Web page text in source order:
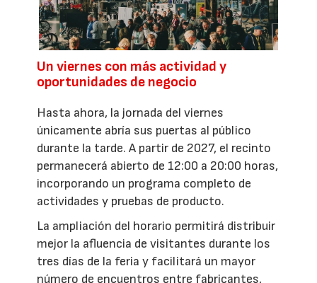
Un viernes con más actividad y
oportunidades de negocio
Hasta ahora, la jornada del viernes
únicamente abría sus puertas al público
durante la tarde. A partir de 2027, el recinto
permanecerá abierto de 12:00 a 20:00 horas,
incorporando un programa completo de
actividades y pruebas de producto.
La ampliación del horario permitirá distribuir
mejor la afluencia de visitantes durante los
tres días de la feria y facilitará un mayor
número de encuentros entre fabricantes,